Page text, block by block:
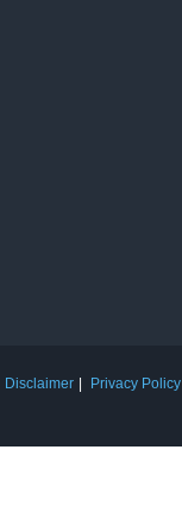
Disclaimer Privacy Policy